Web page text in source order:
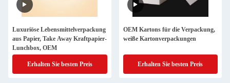
Luxuriöse Lebensmittelverpackung
aus Papier, Take Away Kraftpapier-
Lunchbox, OEM
Erhalten Sie besten Preis
OEM Kartons für die Verpackung,
weiße Kartonverpackungen
Erhalten Sie besten Preis